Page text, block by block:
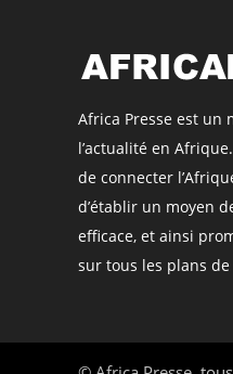
Africa Presse est un
l’actualité en
de connecter
d’établir un moyen
efficace, et ainsi
sur tous les plans